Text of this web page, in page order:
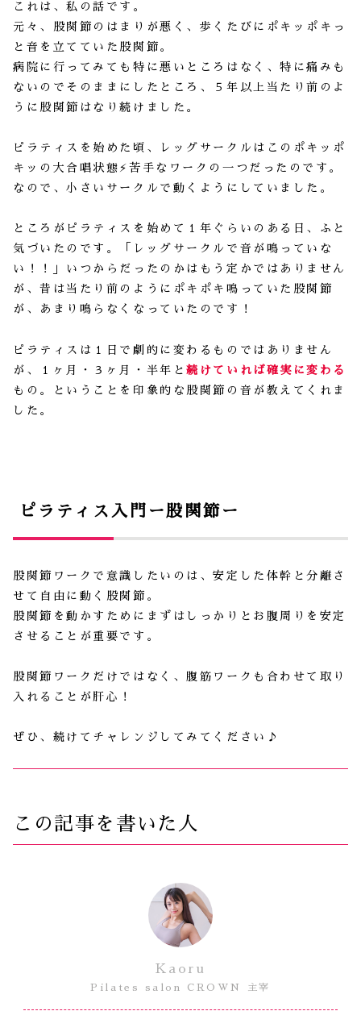
これは、私の話です。
元々、股関節のはまりが悪く、歩くたびにポキッポキっ
と音を立てていた股関節。
病院に行ってみても特に悪いところはなく、特に痛みも
ないのでそのままにしたところ、５年以上当たり前のよ
うに股関節はなり続けました。
ピラティスを始めた頃、レッグサークルはこのポキッポ
キッの大合唱状態⚡️苦手なワークの一つだったのです。
なので、小さいサークルで動くようにしていました。
ところがピラティスを始めて１年ぐらいのある日、ふと
気づいたのです。「レッグサークルで音が鳴っていな
い！！」いつからだったのかはもう定かではありません
が、昔は当たり前のようにポキポキ鳴っていた股関節
が、あまり鳴らなくなっていたのです！
ピラティスは１日で劇的に変わるものではありません
が、１ヶ月・３ヶ月・半年と続けていれば確実に変わる
もの。ということを印象的な股関節の音が教えてくれま
した。
ピラティス入門ー股関節ー
股関節ワークで意識したいのは、安定した体幹と分離さ
せて自由に動く股関節。
股関節を動かすためにまずはしっかりとお腹周りを安定
させることが重要です。
股関節ワークだけではなく、腹筋ワークも合わせて取り
入れることが肝心！
ぜひ、続けてチャレンジしてみてください♪
この記事を書いた人
Kaoru
Pilates salon CROWN 主宰